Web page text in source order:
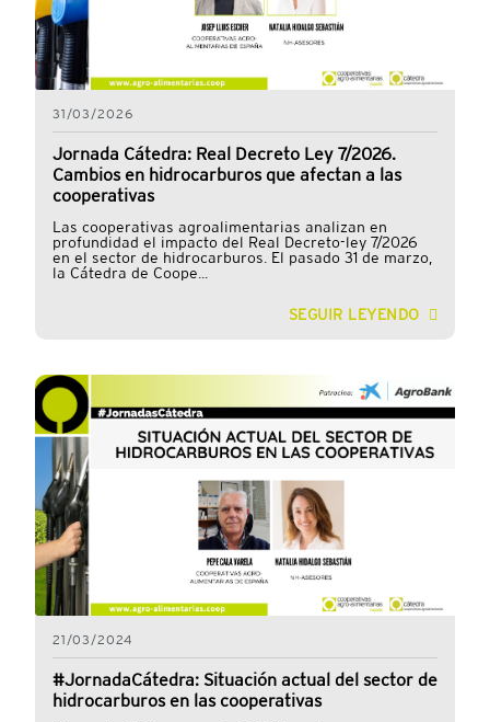
31/03/2026
Jornada Cátedra: Real Decreto Ley 7/2026.
Cambios en hidrocarburos que afectan a las
cooperativas
Las cooperativas agroalimentarias analizan en
profundidad el impacto del Real Decreto-ley 7/2026
en el sector de hidrocarburos. El pasado 31 de marzo,
la Cátedra de Coope...
SEGUIR LEYENDO
21/03/2024
#JornadaCátedra: Situación actual del sector de
hidrocarburos en las cooperativas